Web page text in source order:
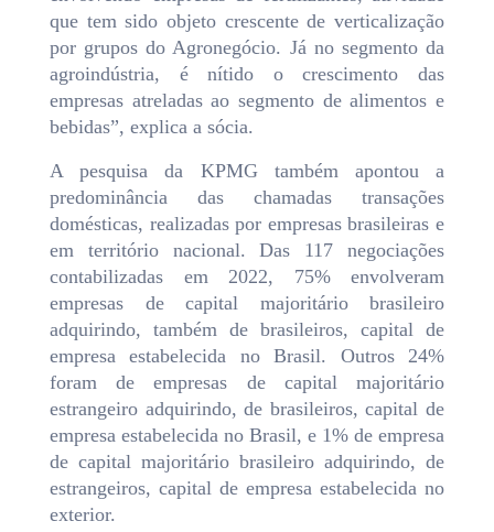
que tem sido objeto crescente de verticalização
por grupos do Agronegócio. Já no segmento da
agroindústria, é nítido o crescimento das
empresas atreladas ao segmento de alimentos e
bebidas”, explica a sócia.
A pesquisa da KPMG também apontou a
predominância das chamadas transações
domésticas, realizadas por empresas brasileiras e
em território nacional. Das 117 negociações
contabilizadas em 2022, 75% envolveram
empresas de capital majoritário brasileiro
adquirindo, também de brasileiros, capital de
empresa estabelecida no Brasil. Outros 24%
foram de empresas de capital majoritário
estrangeiro adquirindo, de brasileiros, capital de
empresa estabelecida no Brasil, e 1% de empresa
de capital majoritário brasileiro adquirindo, de
estrangeiros, capital de empresa estabelecida no
exterior.